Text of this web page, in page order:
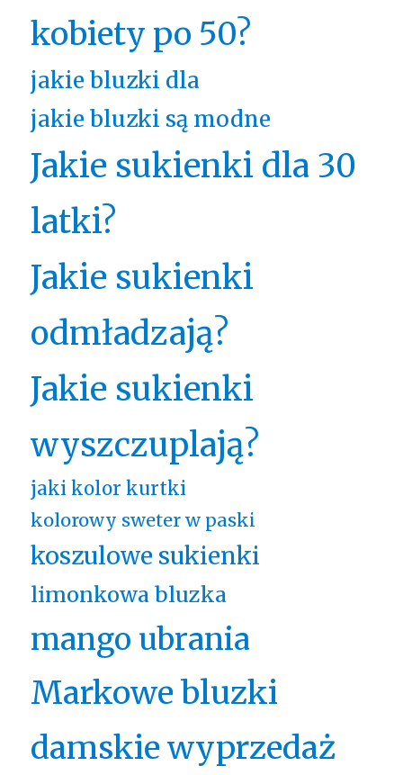
kobiety po 50?
jakie bluzki dla
jakie bluzki są modne
Jakie sukienki dla 30
latki?
Jakie sukienki
odmładzają?
Jakie sukienki
wyszczuplają?
jaki kolor kurtki
kolorowy sweter w paski
koszulowe sukienki
limonkowa bluzka
mango ubrania
Markowe bluzki
damskie wyprzedaż